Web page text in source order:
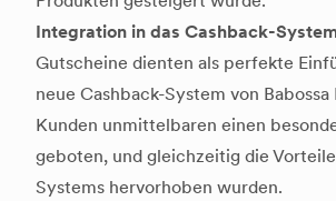
Integration in das Cashback-System
Gutscheine dienten als perfekte
neue Cashback-System von Babossa
Kunden unmittelbaren einen
geboten, und gleichzeitig die
Systems hervorhoben wurden.